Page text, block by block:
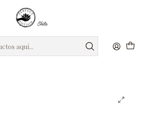
Regalos seleccionados para mamá
Mezclas de Aceites Esenciales